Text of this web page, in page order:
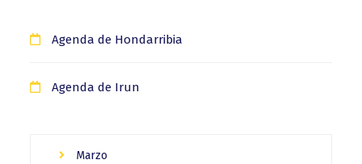
Agenda de Hondarribia
Agenda de Irun
Marzo